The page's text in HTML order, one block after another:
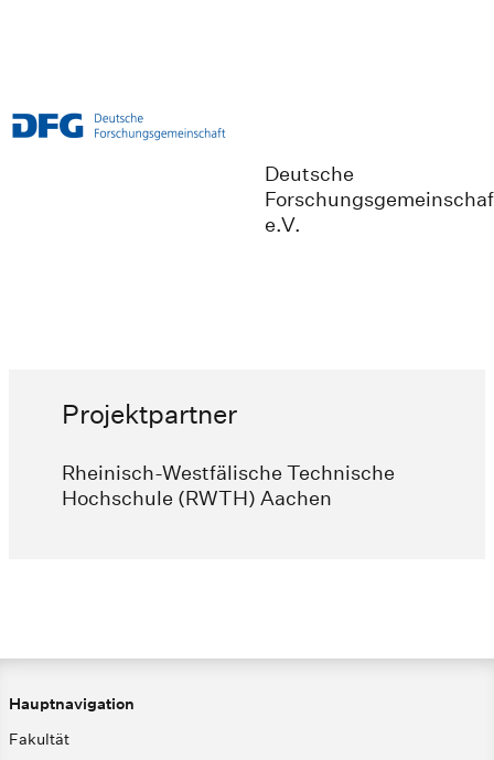
Deutsche
e.V.
Projektpartner
Rheinisch-Westfälische Technische
Hochschule (RWTH) Aachen
Hauptnavigation
Fakultät